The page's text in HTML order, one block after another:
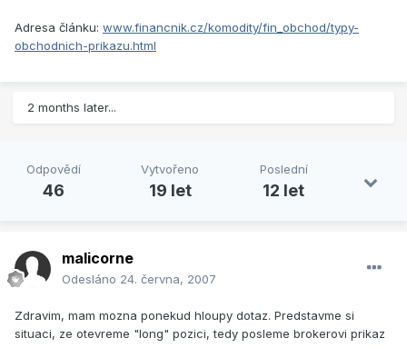
Adresa článku: www.financnik.cz/komodity/fin_obchod/typy-
obchodnich-prikazu.html
2 months later...
Odpovědí
46
Vytvořeno
19 let
Poslední
12 let
malicorne
Odesláno 24. června, 2007
Zdravim, mam mozna ponekud hloupy dotaz. Predstavme si
situaci, ze otevreme "long" pozici, tedy posleme brokerovi prikaz